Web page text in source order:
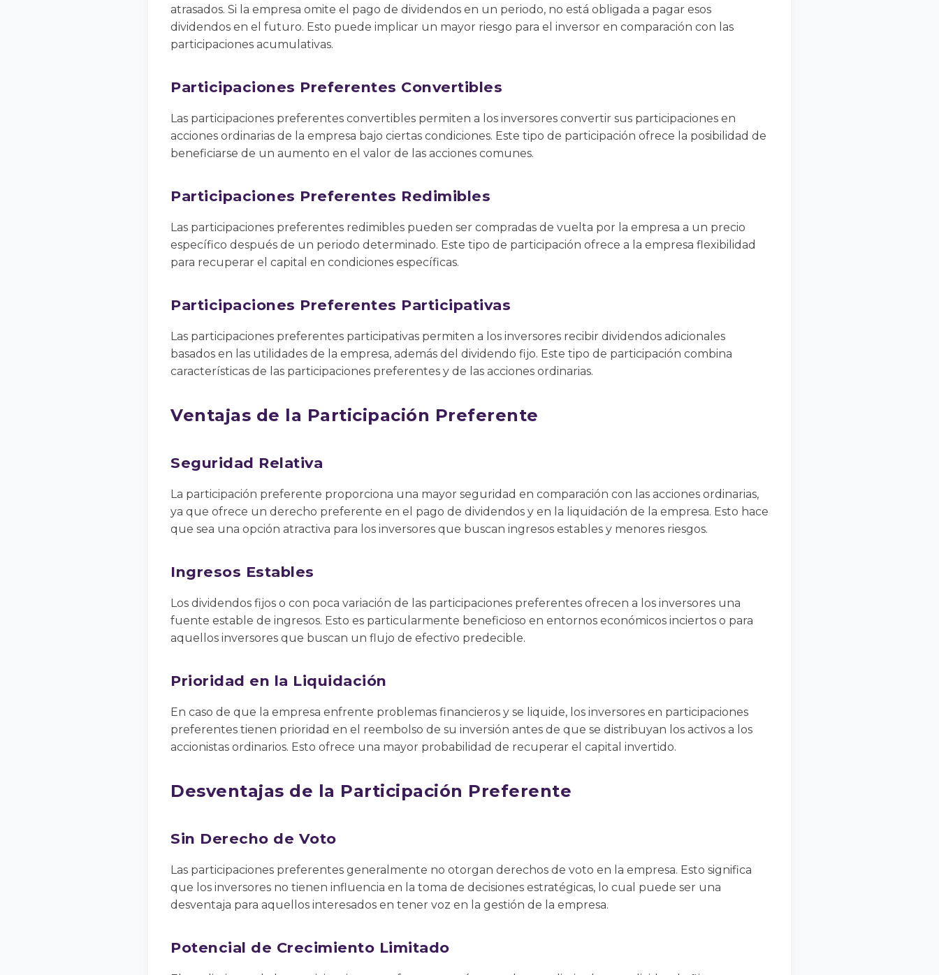
atrasados. Si la empresa omite el pago de dividendos en un periodo, no está obligada a pagar esos
dividendos en el futuro. Esto puede implicar un mayor riesgo para el inversor en comparación con las
participaciones acumulativas.
Participaciones Preferentes Convertibles
Las participaciones preferentes convertibles permiten a los inversores convertir sus participaciones en
acciones ordinarias de la empresa bajo ciertas condiciones. Este tipo de participación ofrece la posibilidad de
beneficiarse de un aumento en el valor de las acciones comunes.
Participaciones Preferentes Redimibles
Las participaciones preferentes redimibles pueden ser compradas de vuelta por la empresa a un precio
específico después de un periodo determinado. Este tipo de participación ofrece a la empresa flexibilidad
para recuperar el capital en condiciones específicas.
Participaciones Preferentes Participativas
Las participaciones preferentes participativas permiten a los inversores recibir dividendos adicionales
basados en las utilidades de la empresa, además del dividendo fijo. Este tipo de participación combina
características de las participaciones preferentes y de las acciones ordinarias.
Ventajas de la Participación Preferente
Seguridad Relativa
La participación preferente proporciona una mayor seguridad en comparación con las acciones ordinarias,
ya que ofrece un derecho preferente en el pago de dividendos y en la liquidación de la empresa. Esto hace
que sea una opción atractiva para los inversores que buscan ingresos estables y menores riesgos.
Ingresos Estables
Los dividendos fijos o con poca variación de las participaciones preferentes ofrecen a los inversores una
fuente estable de ingresos. Esto es particularmente beneficioso en entornos económicos inciertos o para
aquellos inversores que buscan un flujo de efectivo predecible.
Prioridad en la Liquidación
En caso de que la empresa enfrente problemas financieros y se liquide, los inversores en participaciones
preferentes tienen prioridad en el reembolso de su inversión antes de que se distribuyan los activos a los
accionistas ordinarios. Esto ofrece una mayor probabilidad de recuperar el capital invertido.
Desventajas de la Participación Preferente
Sin Derecho de Voto
Las participaciones preferentes generalmente no otorgan derechos de voto en la empresa. Esto significa
que los inversores no tienen influencia en la toma de decisiones estratégicas, lo cual puede ser una
desventaja para aquellos interesados en tener voz en la gestión de la empresa.
Potencial de Crecimiento Limitado